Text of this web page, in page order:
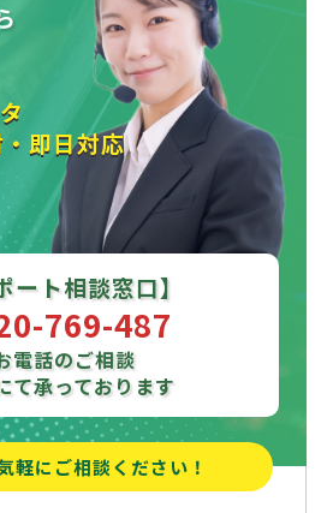
即日対応
ート相談窓口】
769-487
電話のご相談
て承っております
軽にご相談ください！